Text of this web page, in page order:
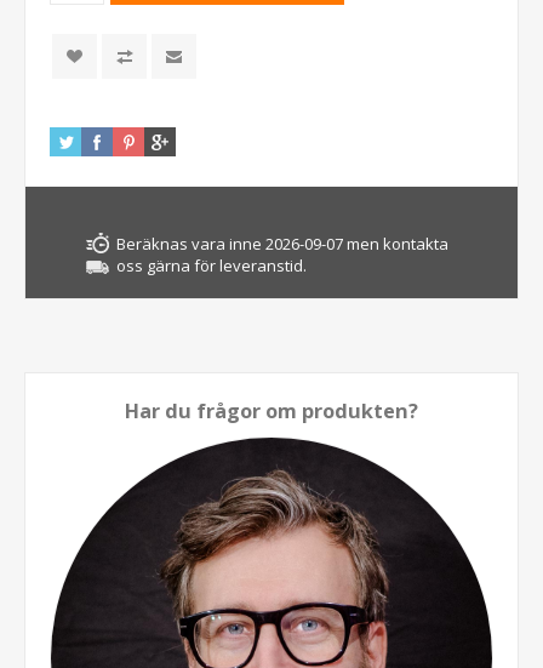
Beräknas vara inne 2026-09-07 men kontakta
oss gärna för leveranstid.
Har du frågor om produkten?